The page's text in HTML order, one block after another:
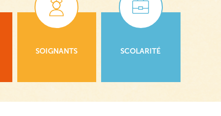
SOIGNANTS SCOLARITÉ